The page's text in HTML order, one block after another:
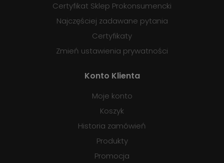
Certyfikat Sklep Prokonsumencki
Najczęściej zadawane pytania
Certyfikaty
Zmień ustawienia prywatności
Konto Klienta
Moje konto
Koszyk
Historia zamówień
Produkty
Promocja